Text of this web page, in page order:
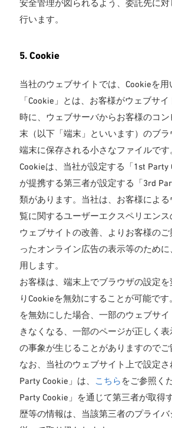
安全管理が図られるよう、委託先に
行います。
5. Cookie
当社のウェブサイトでは、Cookieを用
「Cookie」とは、お客様がウェブサ
時に、ウェブサーバからお客様のコ
末（以下「端末」といいます）のブラ
端末に保存される小さなファイルです
Cookieは、当社が設定する「1st Party
が提携する第三者が設定する「3rd
類があります。当社は、お客様によ
覧に関するユーザーエクスペリエン
ウェブサイトの改善、よりお客様の
ったオンライン広告の表示等のために
用します。
お客様は、端末上でブラウザの設定を
りCookieを無効にすることが可能です
を無効にした場合、一部のウェブサ
きなくなる、一部のページが正しく
の事象が生じることがありますのでご
なお、当社のウェブサイト上で設定
Party Cookie」は、 こちら をご参照く
Party Cookie」を通じて第三者が取得
歴等の情報は、当該第三者のプライ